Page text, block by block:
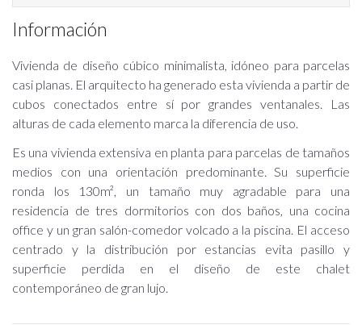
Información
Vivienda de diseño cúbico minimalista, idóneo para parcelas
casi planas. El arquitecto ha generado esta vivienda a partir de
cubos conectados entre sí por grandes ventanales. Las
alturas de cada elemento marca la diferencia de uso.
Es una vivienda extensiva en planta para parcelas de tamaños
medios con una orientación predominante. Su superficie
ronda los 130m², un tamaño muy agradable para una
residencia de tres dormitorios con dos baños, una cocina
office y un gran salón-comedor volcado a la piscina. El acceso
centrado y la distribución por estancias evita pasillo y
superficie perdida en el diseño de este chalet
contemporáneo de gran lujo.